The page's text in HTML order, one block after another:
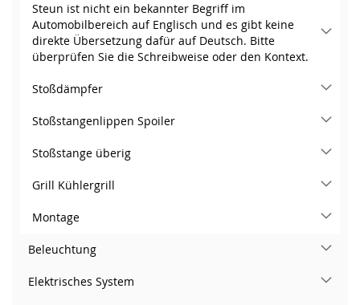
Steun ist nicht ein bekannter Begriff im
Automobilbereich auf Englisch und es gibt keine
direkte Übersetzung dafür auf Deutsch. Bitte
überprüfen Sie die Schreibweise oder den Kontext.
Stoßdämpfer
Stoßstangenlippen Spoiler
Stoßstange überig
Grill Kühlergrill
Montage
Beleuchtung
Elektrisches System